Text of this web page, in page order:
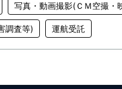
写真・動画撮影(ＣＭ空撮・
調査等) 運航受託